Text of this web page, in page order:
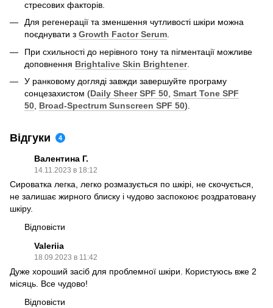
стресових факторів.
Для регенерації та зменшення чутливості шкіри можна
поєднувати з Growth Factor Serum.
При схильності до нерівного тону та пігментації можливе
доповнення Brightalive Skin Brightener.
У ранковому догляді завжди завершуйте програму
сонцезахистом (Daily Sheer SPF 50 Smart Tone SPF
50 Broad-Spectrum Sunscreen SPF 50).
Відгуки 4
Валентина Г.
14.11.2023 в 18:12
Сироватка легка, легко розмазується по шкірі, не скочується,
не залишає жирного блиску і чудово заспокоює роздратовану
шкіру.
Відповісти
Valeriia
18.09.2023 в 11:42
Дуже хороший засіб для проблемної шкіри. Користуюсь вже 2
місяць. Все чудово!
Відповісти